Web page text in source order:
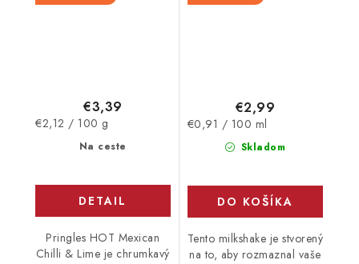
Na ceste
€3,39
Jednotková
€2,12 / 100 g
DETAIL
Pringles HOT Mexican
Chilli & Lime je chrumkavý
Skladom
€2,99
Jednotková
€0,91 / 100 ml
DO KOŠÍKA
Tento milkshake je stvorený
na to, aby rozmaznal vaše